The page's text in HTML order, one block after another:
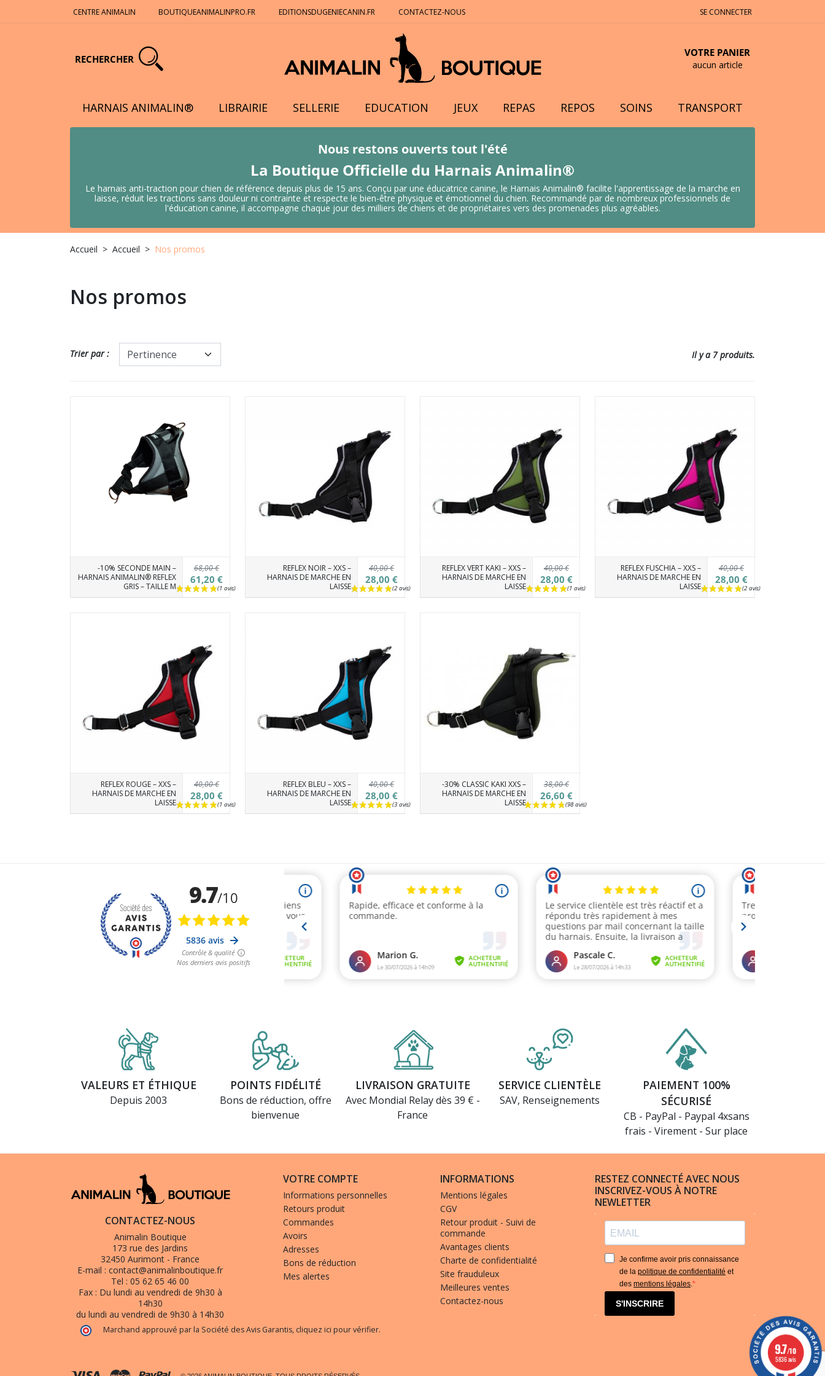
CENTRE ANIMALIN BOUTIQUEANIMALINPRO.FR EDITIONSDUGENIECANIN.FR CONTACTEZ-NOUS SE CONNECTER
RECHERCHER
VOTRE PANIER
aucun article
HARNAIS ANIMALIN® LIBRAIRIE SELLERIE EDUCATION JEUX REPAS REPOS SOINS TRANSPORT
Nous restons ouverts tout l'été
La Boutique Officielle du Harnais Animalin®
Le harnais anti-traction pour chien de référence depuis plus de 15 ans. Conçu par une éducatrice canine, le Harnais Animalin® facilite l'apprentissage de la marche en
laisse, réduit les tractions sans douleur ni contrainte et respecte le bien-être physique et émotionnel du chien. Recommandé par de nombreux professionnels de
l'éducation canine, il accompagne chaque jour des milliers de chiens et de propriétaires vers des promenades plus agréables.
Accueil Accueil Nos promos
Nos promos
Trier par : Il y a 7 produits.
-10% SECONDE MAIN –
HARNAIS ANIMALIN® REFLEX
GRIS – TAILLE M
(1 avis)
61,20 €
68,00 €
REFLEX NOIR – XXS –
HARNAIS DE MARCHE EN
LAISSE
(2 avis)
28,00 €
40,00 €
REFLEX VERT KAKI – XXS –
HARNAIS DE MARCHE EN
LAISSE
28,00 €
40,00 €
REFLEX FUSCHIA – XXS –
HARNAIS DE MARCHE EN
LAISSE
28,00 €
40,00 €
REFLEX ROUGE – XXS –
HARNAIS DE MARCHE EN
LAISSE
28,00 €
40,00 €
REFLEX BLEU – XXS –
HARNAIS DE MARCHE EN
LAISSE
(3 avis)
28,00 €
40,00 €
-30% CLASSIC KAKI XXS –
HARNAIS DE MARCHE EN
LAISSE
26,60 €
38,00 €
VALEURS ET ÉTHIQUE
Depuis 2003
POINTS FIDÉLITÉ
Bons de réduction, offre
bienvenue
LIVRAISON GRATUITE
Avec Mondial Relay dès 39 € -
France
SERVICE CLIENTÈLE
SAV, Renseignements
PAIEMENT 100%
SÉCURISÉ
CB - PayPal - Paypal 4xsans
frais - Virement - Sur place
CONTACTEZ-NOUS
Animalin Boutique
173 rue des Jardins
32450 Aurimont - France
E-mail : contact@animalinboutique.fr
Tel : 05 62 65 46 00
Fax : Du lundi au vendredi de 9h30 à
14h30
du lundi au vendredi de 9h30 à 14h30
VOTRE COMPTE
Informations personnelles
Retours produit
Commandes
Avoirs
Adresses
Bons de réduction
Mes alertes
INFORMATIONS
Mentions légales
CGV
Retour produit - Suivi de
commande
Avantages clients
Charte de confidentialité
Site frauduleux
Meilleures ventes
Contactez-nous
RESTEZ CONNECTÉ AVEC NOUS
INSCRIVEZ-VOUS À NOTRE
NEWLETTER
Je confirme avoir pris connaissance
de la politique de confidentialité et
des mentions légales.
S'INSCRIRE
Marchand approuvé par la Société des Avis Garantis, cliquez ici pour vérifier.
9.7/10
5836 avis